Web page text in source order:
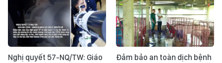
Nghị quyết 57-NQ/TW: Giáo
Đảm bảo an toàn dịch bệnh